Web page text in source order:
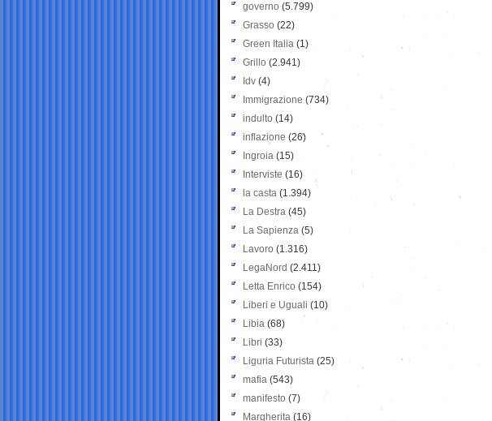
governo (5.799)
Grasso (22)
Green Italia (1)
Grillo (2.941)
Idv (4)
Immigrazione (734)
indulto (14)
inflazione (26)
Ingroia (15)
Interviste (16)
la casta (1.394)
La Destra (45)
La Sapienza (5)
Lavoro (1.316)
LegaNord (2.411)
Letta Enrico (154)
Liberi e Uguali (10)
Libia (68)
Libri (33)
Liguria Futurista (25)
mafia (543)
manifesto (7)
Margherita (16)